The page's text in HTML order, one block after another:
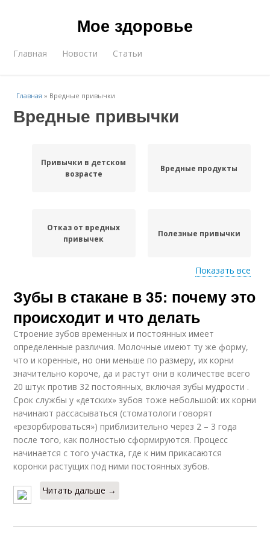
Мое здоровье
Главная Новости Статьи
Главная » Вредные привычки
Вредные привычки
Привычки в детском
возрасте
Вредные продукты
Отказ от вредных
привычек
Полезные привычки
Привычки для
здоровья
Привычки для
поддержания
Привычки для
активного
долголетия
Показать все
Зубы в стакане в 35: почему это
происходит и что делать
Строение зубов временных и постоянных имеет
определенные различия. Молочные имеют ту же форму,
что и коренные, но они меньше по размеру, их корни
значительно короче, да и растут они в количестве всего
20 штук против 32 постоянных, включая зубы мудрости .
Срок службы у «детских» зубов тоже небольшой: их корни
начинают рассасываться (стоматологи говорят
«резорбироваться») приблизительно через 2 – 3 года
после того, как полностью сформируются. Процесс
начинается с того участка, где к ним прикасаются
коронки растущих под ними постоянных зубов.
Читать дальше →